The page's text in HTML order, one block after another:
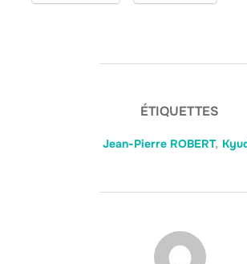
ÉTIQUETTES
Jean-Pierre ROBERT,
AUTEUR DE LA